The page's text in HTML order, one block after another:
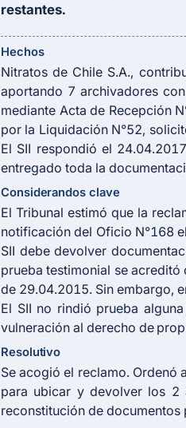
restantes.
Hechos
Nitratos de Chile S.A.,
aportando 7 archivadores
mediante Acta de Recepción
por la Liquidación N°52,
El SII respondió el
entregado toda la
Considerandos clave
El Tribunal estimó que la
notificación del Oficio N°168
SII debe devolver
prueba testimonial se
de 29.04.2015. Sin embargo,
El SII no rindió prueba
vulneración al derecho de
Resolutivo
Se acogió el reclamo. Ordenó
para ubicar y devolver los 2
reconstitución de documentos